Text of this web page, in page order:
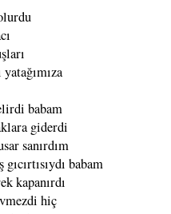
babam
giderdi
sanırdım
babam
kapanırdı
hiç